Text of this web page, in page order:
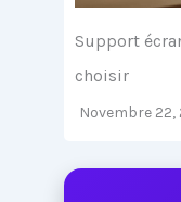
Support
choisir
Novembre 22,